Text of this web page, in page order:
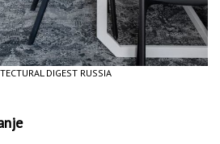
DIGEST RUSSIA